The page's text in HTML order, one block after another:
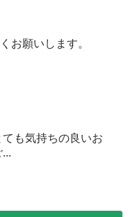
お願いします。
も気持ちの良いお